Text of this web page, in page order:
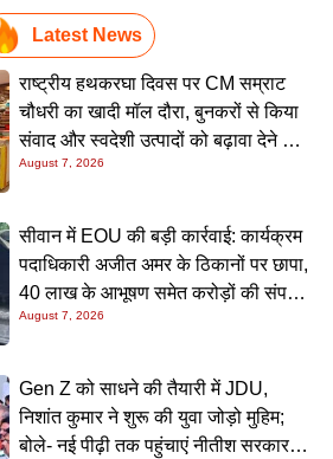
Latest News
राष्ट्रीय हथकरघा दिवस पर CM सम्राट
चौधरी का खादी मॉल दौरा, बुनकरों से किया
संवाद और स्वदेशी उत्पादों को बढ़ावा देने की
अपील
August 7, 2026
सीवान में EOU की बड़ी कार्रवाई: कार्यक्रम
पदाधिकारी अजीत अमर के ठिकानों पर छापा,
40 लाख के आभूषण समेत करोड़ों की संपत्ति
की जांच शुरू
August 7, 2026
Gen Z को साधने की तैयारी में JDU,
निशांत कुमार ने शुरू की युवा जोड़ो मुहिम;
बोले- नई पीढ़ी तक पहुंचाएं नीतीश सरकार के